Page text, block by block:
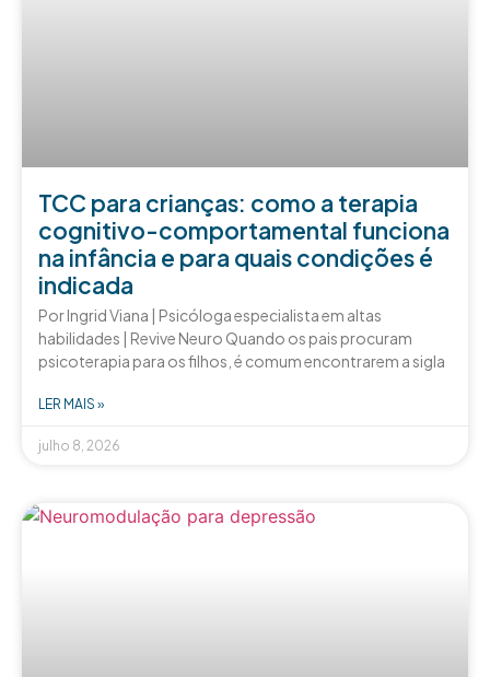
TCC para crianças: como a terapia
cognitivo-comportamental funciona
na infância e para quais condições é
indicada
Por Ingrid Viana | Psicóloga especialista em altas
habilidades | Revive Neuro Quando os pais procuram
psicoterapia para os filhos, é comum encontrarem a sigla
LER MAIS »
julho 8, 2026